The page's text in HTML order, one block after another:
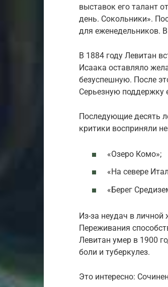
выставок его талант
день. Сокольники».
для еженедельников.
В 1884 году Левитан
Исаака оставляло
безуспешную. После
Серьезную поддержку
Последующие десять
критики восприняли
«Озеро Комо»;
«На севере
«Берег
Из-за неудач в
Переживания
Левитан умер в 1900
боли и туберкулез.
Это интересно: